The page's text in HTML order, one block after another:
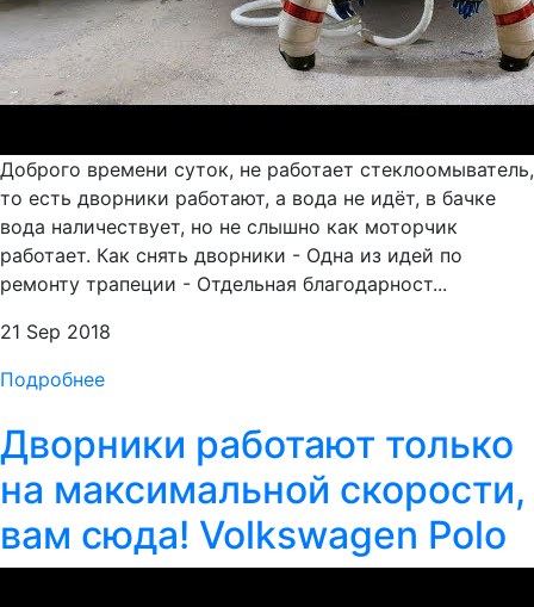
Доброго времени суток, не работает стеклоомыватель,
то есть дворники работают, а вода не идёт, в бачке
вода наличествует, но не слышно как моторчик
работает. Как снять дворники - Одна из идей по
ремонту трапеции - Отдельная благодарност...
21 Sep 2018
Подробнее
Дворники работают только
на максимальной скорости,
вам сюда! Volkswagen Polo